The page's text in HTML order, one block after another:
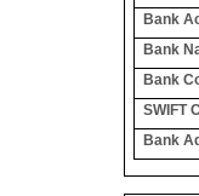
Bank
Bank
Bank
SWIFT
Bank